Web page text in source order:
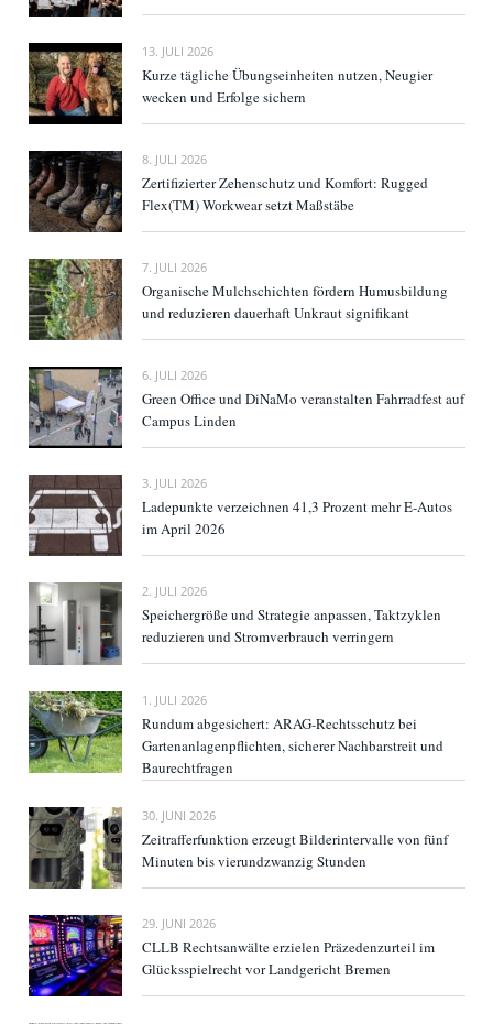
13. JULI 2026
Kurze tägliche Übungseinheiten nutzen, Neugier
wecken und Erfolge sichern
8. JULI 2026
Zertifizierter Zehenschutz und Komfort: Rugged
Flex(TM) Workwear setzt Maßstäbe
7. JULI 2026
Organische Mulchschichten fördern Humusbildung
und reduzieren dauerhaft Unkraut signifikant
6. JULI 2026
Green Office und DiNaMo veranstalten Fahrradfest auf
Campus Linden
3. JULI 2026
Ladepunkte verzeichnen 41,3 Prozent mehr E-Autos
im April 2026
2. JULI 2026
Speichergröße und Strategie anpassen, Taktzyklen
reduzieren und Stromverbrauch verringern
1. JULI 2026
Rundum abgesichert: ARAG-Rechtsschutz bei
Gartenanlagenpflichten, sicherer Nachbarstreit und
Baurechtfragen
30. JUNI 2026
Zeitrafferfunktion erzeugt Bilderintervalle von fünf
Minuten bis vierundzwanzig Stunden
29. JUNI 2026
CLLB Rechtsanwälte erzielen Präzedenzurteil im
Glücksspielrecht vor Landgericht Bremen